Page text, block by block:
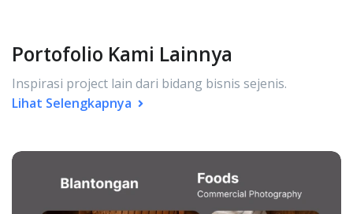
Portofolio Kami Lainnya
Inspirasi project lain dari bidang bisnis sejenis.
Lihat Selengkapnya